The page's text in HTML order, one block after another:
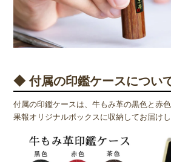
◆ 付属の印鑑ケースについ
付属の印鑑ケースは、牛もみ革の黒色と赤
果報オリジナルボックスに収納してお届けし